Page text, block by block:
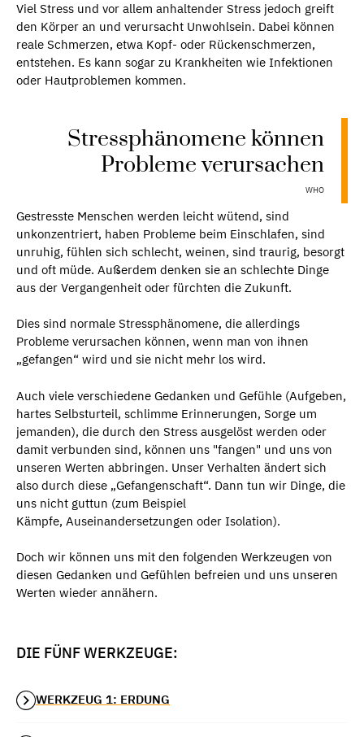
Viel Stress und vor allem anhaltender Stress jedoch greift
den Körper an und verursacht Unwohlsein. Dabei können
reale Schmerzen, etwa Kopf- oder Rückenschmerzen,
entstehen. Es kann sogar zu Krankheiten wie Infektionen
oder Hautproblemen kommen.
Stressphänomene können
Probleme verursachen
WHO
Gestresste Menschen werden leicht wütend, sind
unkonzentriert, haben Probleme beim Einschlafen, sind
unruhig, fühlen sich schlecht, weinen, sind traurig, besorgt
und oft müde. Außerdem denken sie an schlechte Dinge
aus der Vergangenheit oder fürchten die Zukunft.
Dies sind normale Stressphänomene, die allerdings
Probleme verursachen können, wenn man von ihnen
„gefangen“ wird und sie nicht mehr los wird.
Auch viele verschiedene Gedanken und Gefühle (Aufgeben,
hartes Selbsturteil, schlimme Erinnerungen, Sorge um
jemanden), die durch den Stress ausgelöst werden oder
damit verbunden sind, können uns "fangen" und uns von
unseren Werten abbringen. Unser Verhalten ändert sich
also durch diese „Gefangenschaft“. Dann tun wir Dinge, die
uns nicht guttun (zum Beispiel
Kämpfe, Auseinandersetzungen oder Isolation).
Doch wir können uns mit den folgenden Werkzeugen von
diesen Gedanken und Gefühlen befreien und uns unseren
Werten wieder annähern.
DIE FÜNF WERKZEUGE:
WERKZEUG 1: ERDUNG